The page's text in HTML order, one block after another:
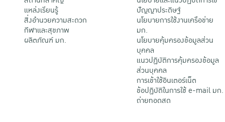
แหล่งเรียนรู้
สิ่งอำนวยความสะดวก
กีฬาและสุขภาพ
ผลิตภัณฑ์ มก.
ปัญญาประดิษฐ์
นโยบายการใช้งานเครือข่าย
มก.
นโยบายคุ้มครองข้อมูลส่วน
บุคคล
แนวปฏิบัติการคุ้มครองข้อมูล
ส่วนบุคคล
การเข้าใช้อินเตอร์เน็ต
ข้อปฏิบัติในการใช้ e-mail มก.
ถ่ายทอดสด